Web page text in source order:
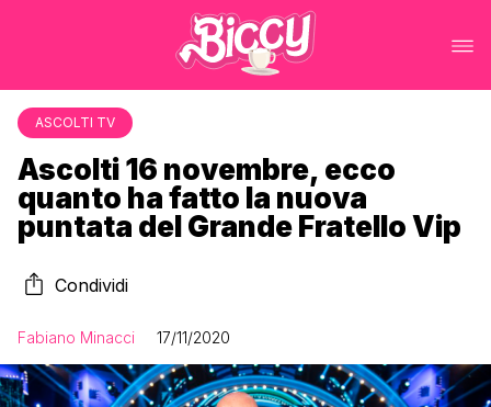
ASCOLTI TV
Ascolti 16 novembre, ecco
quanto ha fatto la nuova
puntata del Grande Fratello Vip
Condividi
Fabiano Minacci 17/11/2020